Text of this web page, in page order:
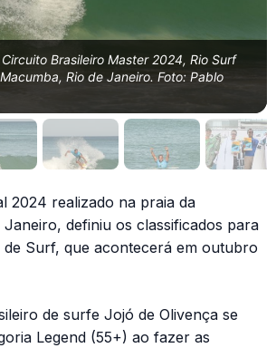
Brasileiro Master 2024, Rio Surf
Rio de Janeiro. Foto: Pablo
2024 realizado na praia da
Janeiro, definiu os classificados para
Surf, que acontecerá em outubro
de surfe Jojó de Olivença se
Legend (55+) ao fazer as